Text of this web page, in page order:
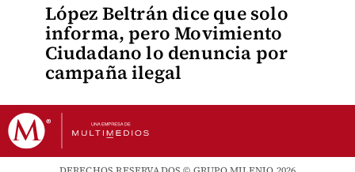
López Beltrán dice que solo
informa, pero Movimiento
Ciudadano lo denuncia por
campaña ilegal